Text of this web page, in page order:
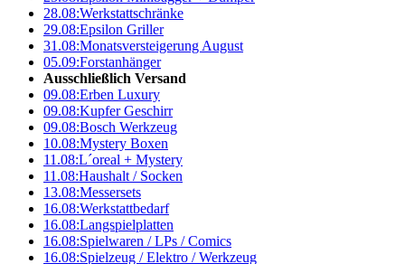
28.08:Werkstattschränke
29.08:Epsilon Griller
31.08:Monatsversteigerung August
05.09:Forstanhänger
Ausschließlich Versand
09.08:Erben Luxury
09.08:Kupfer Geschirr
09.08:Bosch Werkzeug
10.08:Mystery Boxen
11.08:L´oreal + Mystery
11.08:Haushalt / Socken
13.08:Messersets
16.08:Werkstattbedarf
16.08:Langspielplatten
16.08:Spielwaren / LPs / Comics
16.08:Spielzeug / Elektro / Werkzeug